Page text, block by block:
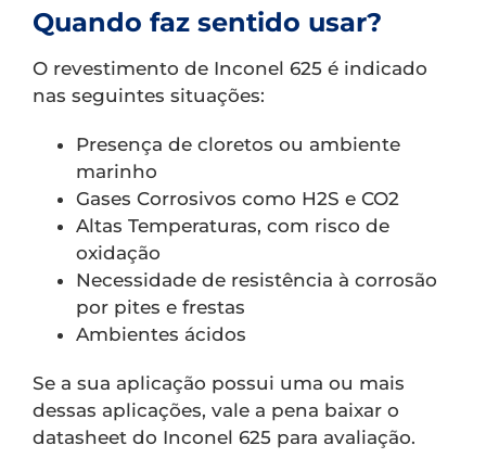
Quando faz sentido usar?
O revestimento de Inconel 625 é indicado
nas seguintes situações:
Presença de cloretos ou ambiente
marinho
Gases Corrosivos como H2S e CO2
Altas Temperaturas, com risco de
oxidação
Necessidade de resistência à corrosão
por pites e frestas
Ambientes ácidos
Se a sua aplicação possui uma ou mais
dessas aplicações, vale a pena baixar o
datasheet do Inconel 625 para avaliação.